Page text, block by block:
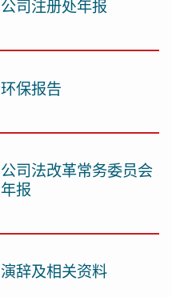
公司注册处年报
环保报告
公司法改革常务委员会
年报
演辞及相关资料